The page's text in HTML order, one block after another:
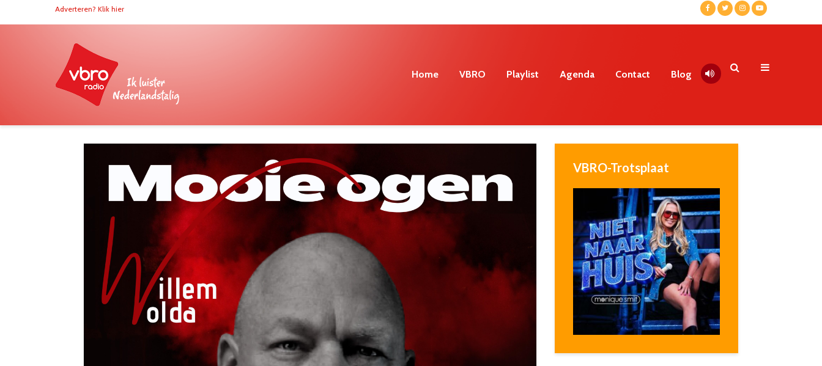
Adverteren? Klik hier
Home VBRO Playlist Agenda Contact Blog
VBRO-Trotsplaat